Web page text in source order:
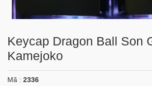
Keycap Dragon Ball Son
Kamejoko
Mã : 2336